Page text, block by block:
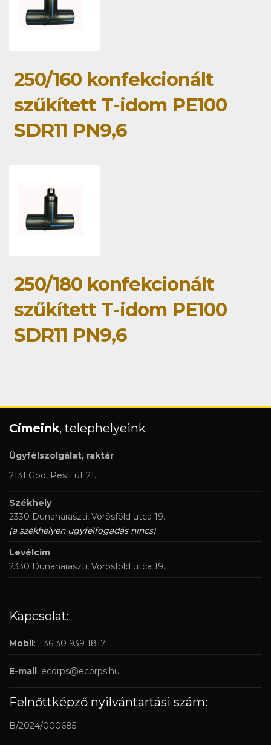
250/160 konfekcionált
szűkített T-idom PE100
SDR11 PN9,6
250/180 konfekcionált
szűkített T-idom PE100
SDR11 PN9,6
Címeink, telephelyeink
Ügyfélszolgálat, raktár
2131 Göd, Pesti út 21.
Székhely
2330 Dunaharaszti, Vörösföld utca 19.
(a székhelyen ügyfélfogadás nincs)
Levélcím
2330 Dunaharaszti, Vörösföld utca 19.
Kapcsolat:
Mobil : +36 30 939 1817
E-mail : ecorps@ecorps.hu
Felnőttképző nyilvántartási szám:
B/2024/000685